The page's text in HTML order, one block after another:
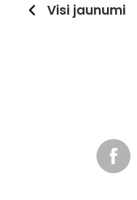
Visi jaunumi